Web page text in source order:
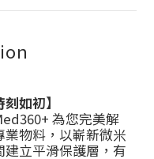
如初】
為您完美解
物料，以嶄新微米
立平滑保護層，有